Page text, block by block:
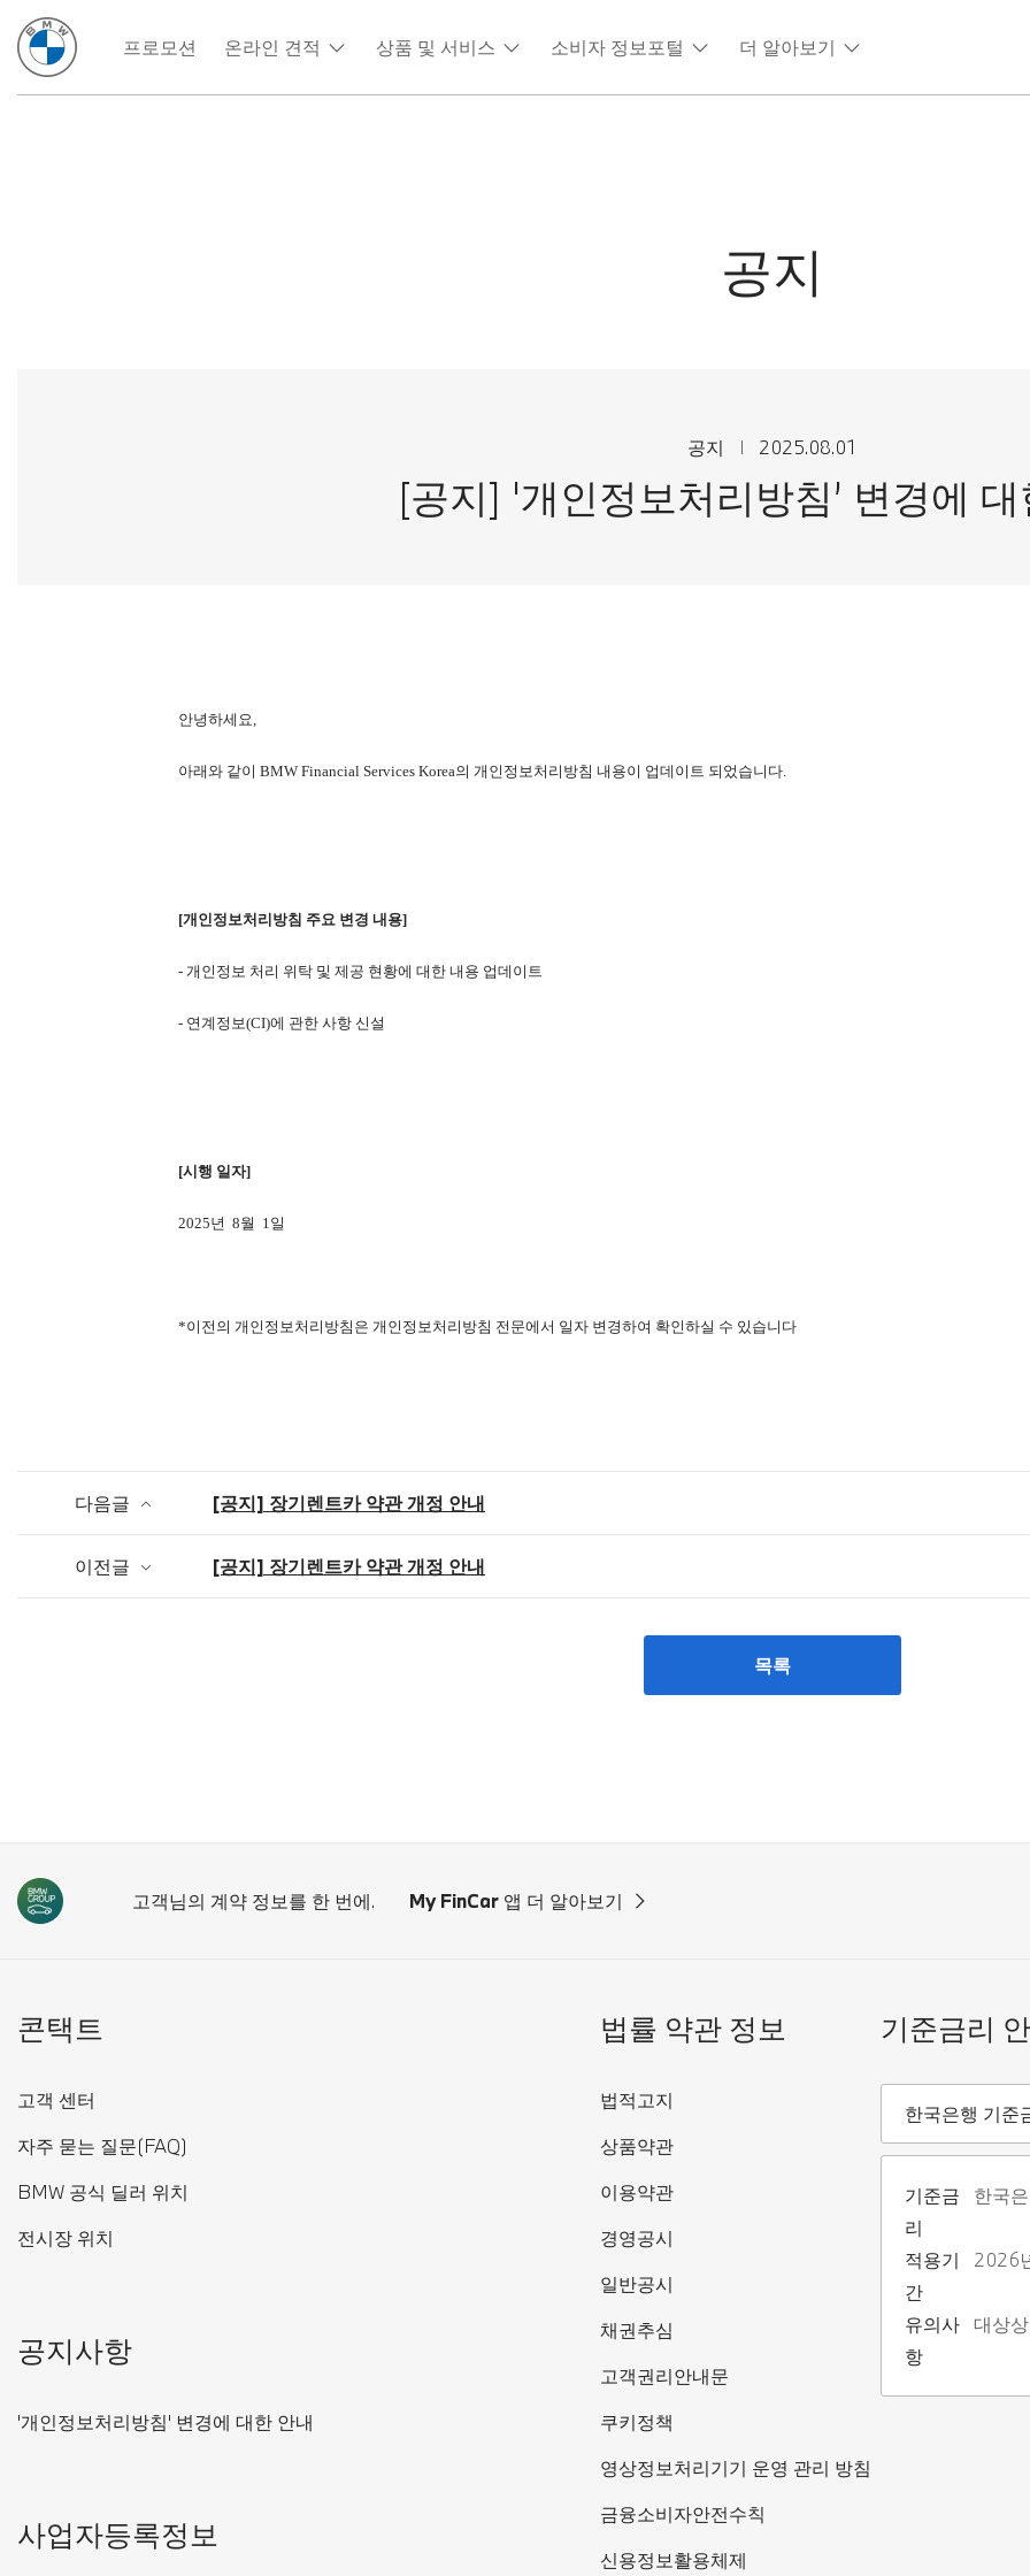
프로모션 온라인 견적 상품 및 서비스 소비자 정보포털 더 알아보기
공지
공지 2025.08.01
[공지] '개인정보처리방침’ 변경에
안녕하세요
아래와 같이 BMW Financial Services Korea의 개인정보처리방침 내용이 업데이트 되었습니다
[개인정보처리방침 주요 변경 내용]
- 개인정보 처리 위탁 및 제공 현황에 대한 내용 업데이트
- 연계정보(CI)에 관한 사항 신설
[시행 일자]
2025년 8월 1일
*이전의 개인정보처리방침은 개인정보처리방침 전문에서 일자 변경하여 확인하실 수 있습니다
다음글 [공지] 장기렌트카 약관 개정 안내
이전글 [공지] 장기렌트카 약관 개정 안내
목록
고객님의 계약 정보를 한 번에. My FinCar 앱 더 알아보기
콘택트
고객 센터
자주 묻는 질문(FAQ)
BMW 공식 딜러 위치
전시장 위치
공지사항
'개인정보처리방침' 변경에 대한 안내
사업자등록정보
법률 약관 정보
법적고지
상품약관
이용약관
경영공시
일반공시
채권추심
고객권리안내문
쿠키정책
영상정보처리기기 운영 관리 방침
금융소비자안전수칙
신용정보활용체제
기준금리
기준금리안내
한국은행 기준
기준금
리
한국
적용기
간
2026
유의사
항
대상